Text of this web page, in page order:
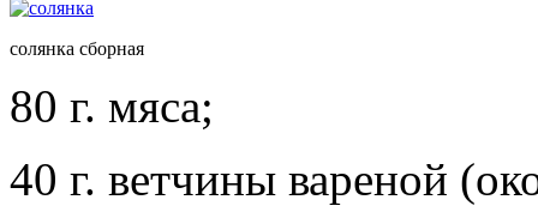
солянка сборная
80 г. мяса;
40 г. ветчины вареной